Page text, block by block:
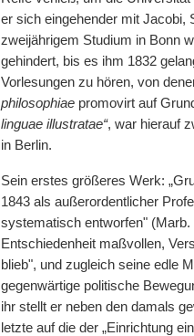
er sich eingehender mit Jacobi,
zweijährigem Studium in Bonn
gehindert, bis es ihm 1832
Vorlesungen zu hören, von
philosophiaepromovirt auf
linguae illustratae“, war hierauf
in Berlin.
Sein erstes größeres Werk:
1843 als außerordentlicher
systematisch entworfen" (Marb.
Entschiedenheit maßvollen,
blieb", und zugleich seine edle
gegenwärtige politische
ihr stellt er neben den damals
letzte auf die der „Einrichtung